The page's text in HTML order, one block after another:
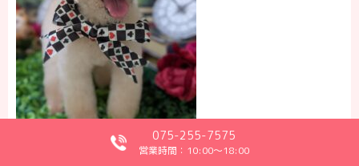
075-255-7575
営業時間：10:00～18:00